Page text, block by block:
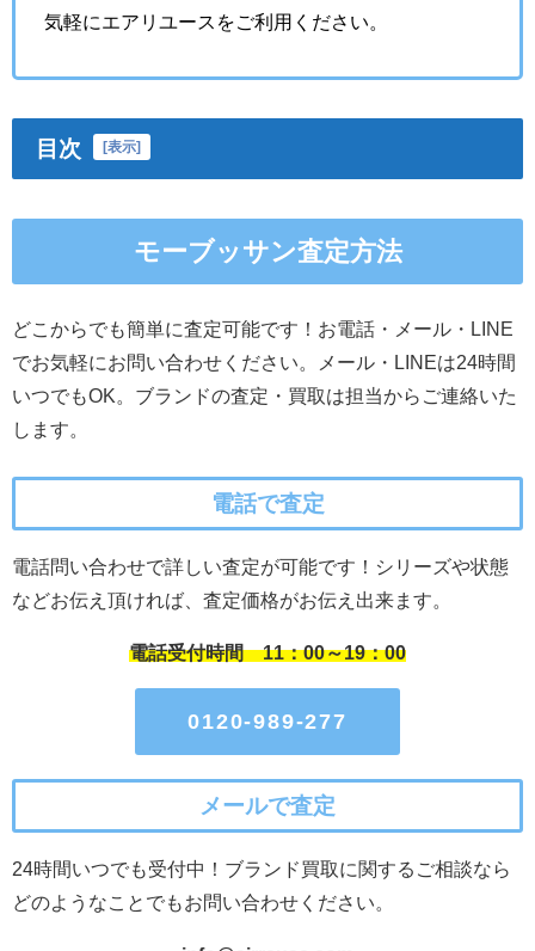
気軽にエアリユースをご利用ください。
目次 表示
モーブッサン査定方法
どこからでも簡単に査定可能です！お電話・メール・LINE
でお気軽にお問い合わせください。メール・LINEは24時間
いつでもOK。ブランドの査定・買取は担当からご連絡いた
します。
電話で査定
電話問い合わせで詳しい査定が可能です！シリーズや状態
などお伝え頂ければ、査定価格がお伝え出来ます。
電話受付時間 11：00～19：00
0120-989-277
メールで査定
24時間いつでも受付中！ブランド買取に関するご相談なら
どのようなことでもお問い合わせください。